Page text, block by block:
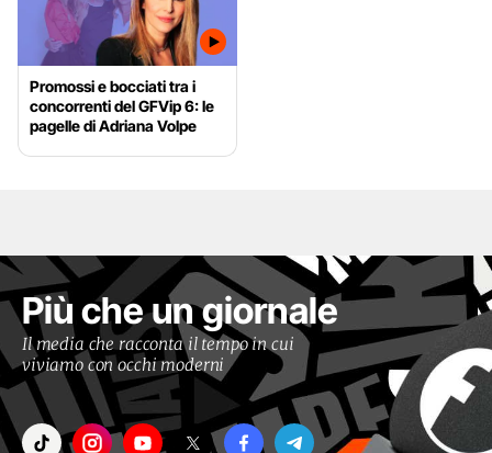
Promossi e bocciati tra i
concorrenti del GFVip 6: le
pagelle di Adriana Volpe
Più che un giornale
Il media che racconta il tempo in cui
viviamo con occhi moderni